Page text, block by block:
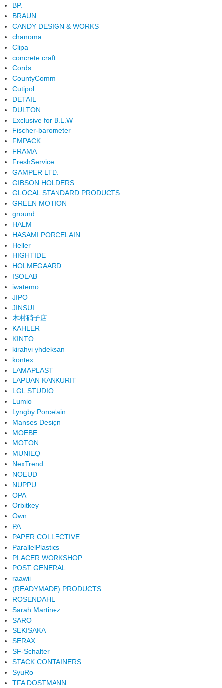
BP.
BRAUN
CANDY DESIGN & WORKS
chanoma
Clipa
concrete craft
Cords
CountyComm
Cutipol
DETAIL
DULTON
Exclusive for B.L.W
Fischer-barometer
FMPACK
FRAMA
FreshService
GAMPER LTD.
GIBSON HOLDERS
GLOCAL STANDARD PRODUCTS
GREEN MOTION
ground
HALM
HASAMI PORCELAIN
Heller
HIGHTIDE
HOLMEGAARD
ISOLAB
iwatemo
JIPO
JINSUI
木村硝子店
KAHLER
KINTO
kirahvi yhdeksan
kontex
LAMAPLAST
LAPUAN KANKURIT
LGL STUDIO
Lumio
Lyngby Porcelain
Manses Design
MOEBE
MOTON
MUNIEQ
NexTrend
NOEUD
NUPPU
OPA
Orbitkey
Own.
PA
PAPER COLLECTIVE
ParallelPlastics
PLACER WORKSHOP
POST GENERAL
raawii
(READYMADE) PRODUCTS
ROSENDAHL
Sarah Martinez
SARO
SEKISAKA
SERAX
SF-Schalter
STACK CONTAINERS
SyuRo
TFA DOSTMANN